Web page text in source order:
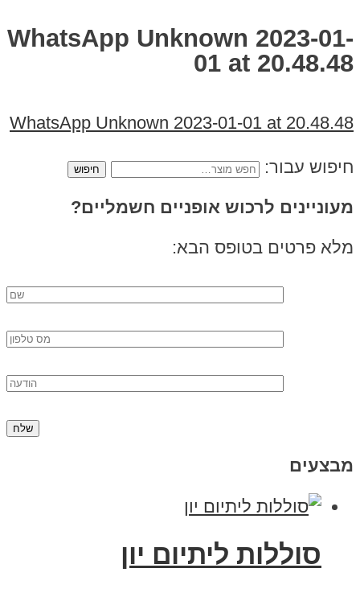
WhatsApp Unknown 2023-01-
01 at 20.48.48
WhatsApp Unknown 2023-01-01 at 20.48.48
חיפוש עבור:
מעוניינים לרכוש אופניים חשמליים?
מלא פרטים בטופס הבא:
מבצעים
סוללות ליתיום יון